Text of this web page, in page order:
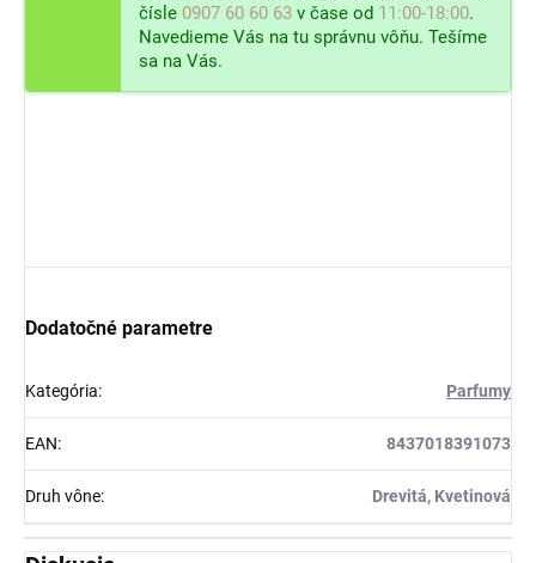
čísle 0907 60 60 63 v čase od 11:00-18:00.
Navedieme Vás na tu správnu vôňu. Tešíme
sa na Vás.
Dodatočné parametre
Kategória: Parfumy
EAN: 8437018391073
Druh vône: Drevitá, Kvetinová